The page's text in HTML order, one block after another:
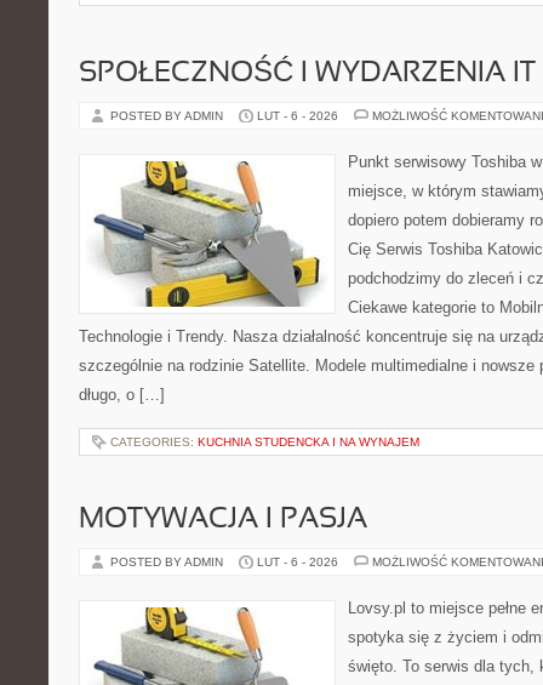
SPOŁECZNOŚĆ I WYDARZENIA IT
POSTED BY ADMIN LUT - 6 - 2026 MOŻLIWOŚĆ
Punkt serwisowy Toshiba
miejsce, w którym
dopiero potem dobieramy
Cię Serwis Toshiba
podchodzimy do zleceń i
Ciekawe kategorie to
Technologie i Trendy. Nasza działalność koncentruje się na
szczególnie na rodzinie Satellite. Modele multimedialne i nowsze
długo, o […]
CATEGORIES: KUCHNIA STUDENCKA I NA WYNAJEM
MOTYWACJA I PASJA
POSTED BY ADMIN LUT - 6 - 2026 MOŻLIWOŚĆ
Lovsy.pl to miejsce pełne
spotyka się z życiem i
święto. To serwis dla tych,